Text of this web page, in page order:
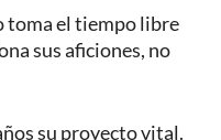
toma el tiempo libre
sus aficiones, no
su proyecto vital.